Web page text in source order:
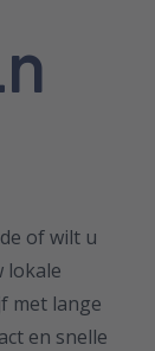
of wilt u
lokale
met lange
en snelle